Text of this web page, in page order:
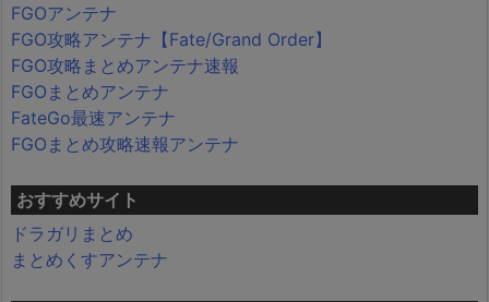
FGOアンテナ
FGO攻略アンテナ【Fate/Grand Order】
FGO攻略まとめアンテナ速報
FGOまとめアンテナ
FateGo最速アンテナ
FGOまとめ攻略速報アンテナ
おすすめサイト
ドラガリまとめ
まとめくすアンテナ